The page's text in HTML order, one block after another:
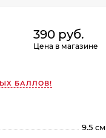
390 руб.
Цена в магазине
БАЛЛОВ!
9.5 см